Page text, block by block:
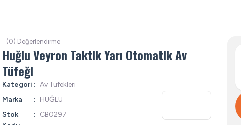
(0) Değerlendirme
Huğlu Veyron Taktik Yarı Otomatik Av
Tüfeği
Kategori
Av Tüfekleri
Marka
HUĞLU
Stok
CB0297